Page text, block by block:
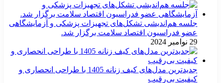
جلسه هم‌اندیشی تشکل‌های تجهیزات پزشکی و آزمایشگاهی
عضو فدراسیون اقتصاد سلامت برگزار شد.
29 نوامبر 2024
جدیدترین مدل‌های کیف زنانه 1405 با طراحی انحصاری و
کیفیت بی‌رقیب